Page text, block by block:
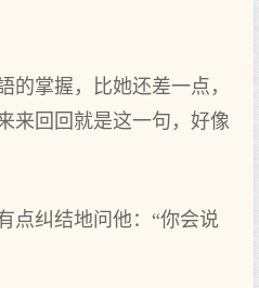
的掌握，比她还差一点，
来回‌回‌就是这一句，好像
点纠结地问他：“你会说